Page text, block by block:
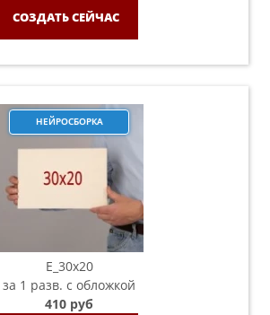
СОЗДАТЬ СЕЙЧАС
НЕЙРОСБОРКА
E_30x20
за 1 разв. с обложкой
410 руб